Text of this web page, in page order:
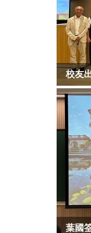
校友
葉國